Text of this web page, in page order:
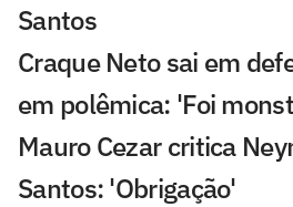
Santos
Craque Neto sai em
em polêmica: 'Foi
Mauro Cezar critica
Santos: 'Obrigação'